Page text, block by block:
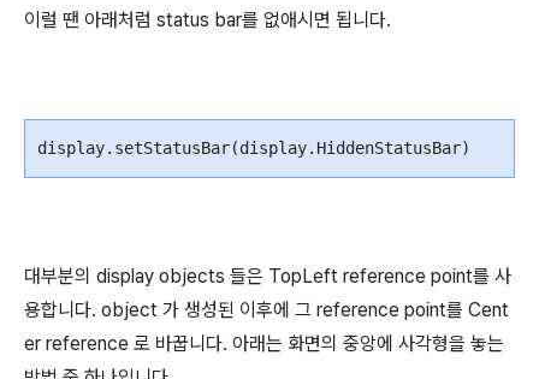
이럴 땐 아래처럼 status bar를 없애시면 됩니다.
display. setStatusBar(display. HiddenStatusBar)
대부분의 display objects 들은 TopLeft reference point를 사
용합니다. object 가 생성된 이후에 그 reference point를 Cent
er reference 로 바꿉니다. 아래는 화면의 중앙에 사각형을 놓는